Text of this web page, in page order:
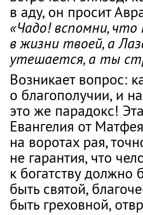
в аду, он просит
«Чадо! вспомни,
в жизни твоей, а
утешается, а ты
Возникает вопрос:
о благополучии, и
это же парадокс!
Евангелия от
на воротах рая,
не гарантия, что
к богатству
быть святой,
быть греховной,